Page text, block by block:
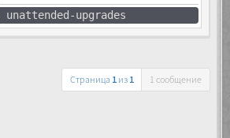
upgrades
Страница 1из 1 1 сообщение